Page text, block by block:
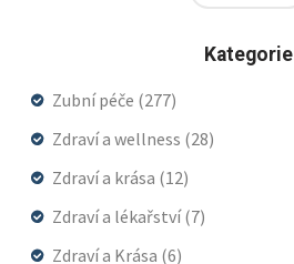
Kategorie
Zubní péče (277)
Zdraví a wellness (28)
Zdraví a krása (12)
Zdraví a lékařství(7)
Zdraví a Krása (6)